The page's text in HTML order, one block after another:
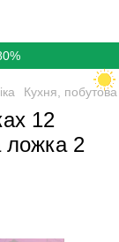
Кухня, побутова
12
ложка 2